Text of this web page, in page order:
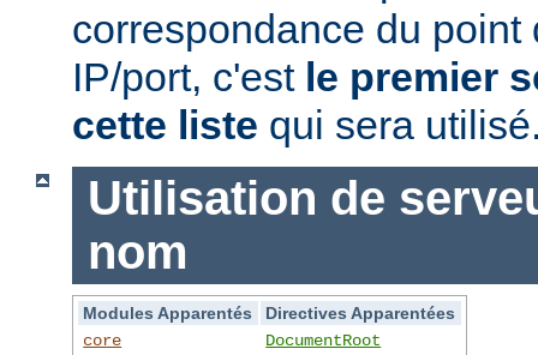
correspondance du point
IP/port, c'est le premier
cette liste qui sera
Utilisation de
nom
Modules Apparentés
Directives Apparentées
core
DocumentRoot